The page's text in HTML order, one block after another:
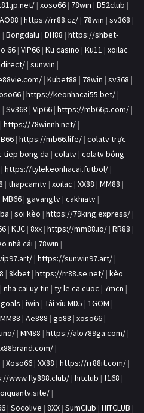
| xoso66 | 78win | B52club |
AO88 | https://rr88.cz/ | 78win | sv368 |
| Bongdalu | DH88 | https://shbet-
66 | VIP66 | Ku casino | Ku11 | xoilac
| sunwin |
| Kubet88 | 78win | sv368 |
| https://keonhacai55.bet/ |
| Sv368 | Vip66 | https://mb66p.com/ |
| https://78winnh.net/ |
| https://mb66.life/ | colatv trực
tiep bong da | colatv | colatv bóng
| https://tylekeonhacai.futbol/ |
| thapcamtv | xoilac | XX88 | MM88 |
MB66 | gavangtv | cakhiatv |
| soi kèo | https://79king.express/ |
| KJC | 8xx | https://mm88.io/ | RR88 |
nhà cái | 78win |
| https://sunwin97.art/ |
| 8kbet | https://rr88.se.net/ | kèo
| nha cai uy tin | ty le ca cuoc | 7mcn |
| iwin | Tài xỉu MD5 | 1GOM |
MM88 | Ae888 | go88 | xoso66 |
| MM88 | https://alo789ga.com/ |
|
| Xoso66 | XX88 | https://rr88it.com/ |
www.fly888.club/ | hitclub | f168 |
|
| Socolive | 8XX | SumClub | HITCLUB |